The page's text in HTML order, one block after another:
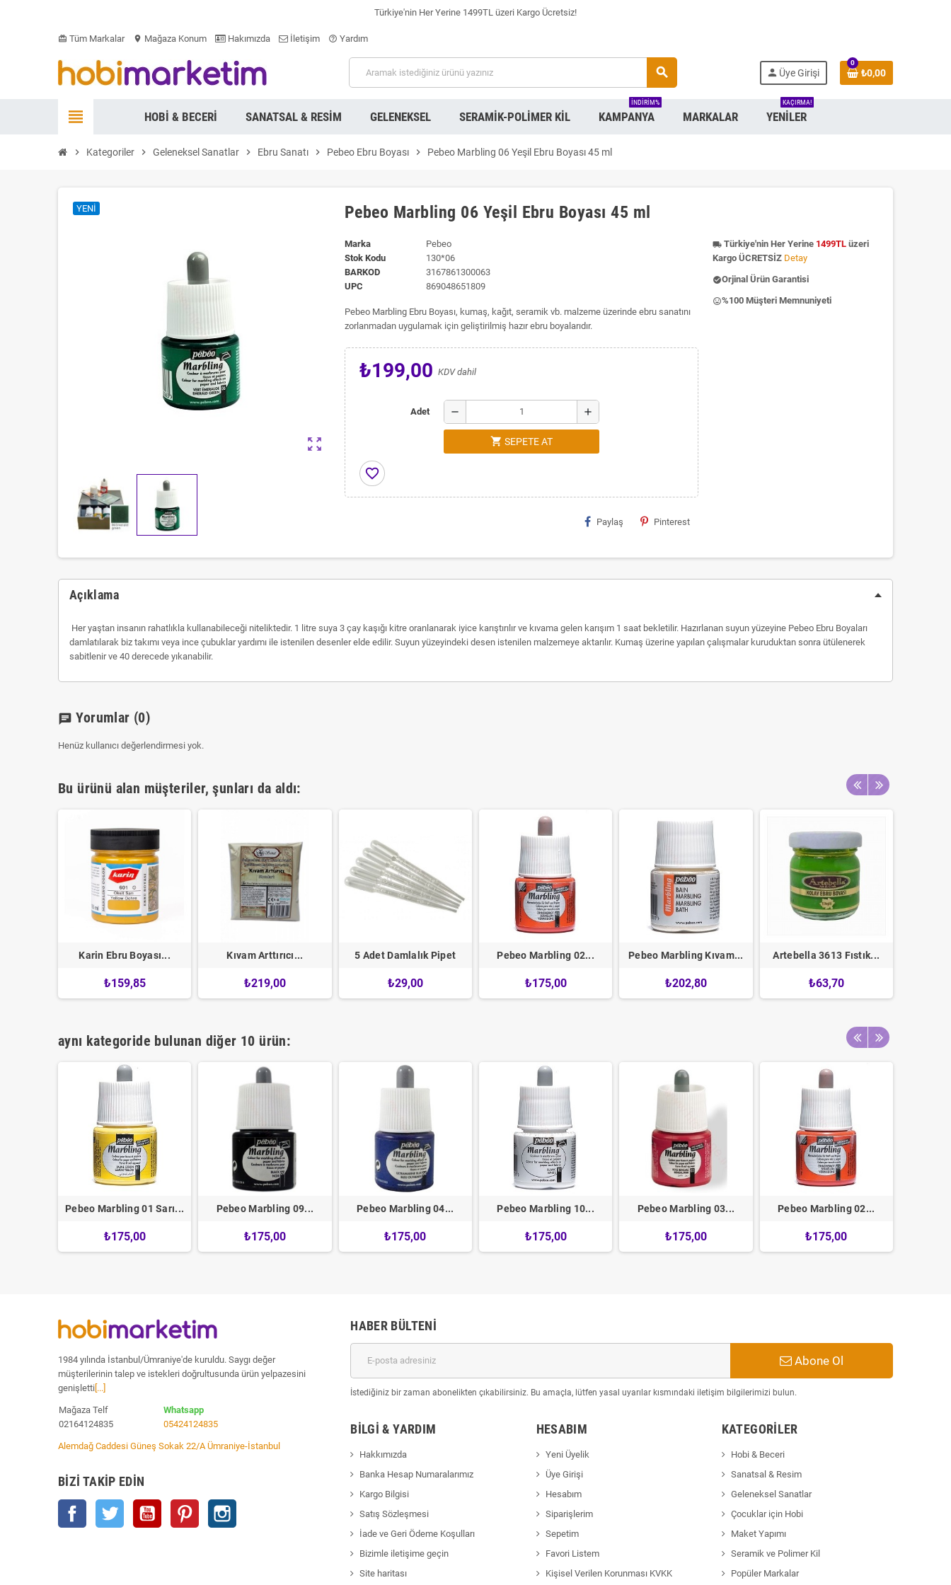
Türkiye'nin Her Yerine 1499TL üzeri Kargo Ücretsiz!
card_giftcard Tüm Markalar location_on Mağaza Konum Hakımızda İletişim help_outline Yardım
search person Üye Girişi
0
₺0,00
view_headline HOBI & BECERI SANATSAL & RESIM GELENEKSEL SERAMIK-POLIMER KIL KAMPANYA
INDIRIM%
MARKALAR YENILER
KAÇIRMA!
chevron_right Kategoriler chevron_right Geleneksel Sanatlar chevron_right Ebru Sanatı chevron_right Pebeo Ebru Boyası chevron_right Pebeo Marbling 06 Yeşil Ebru Boyası 45 ml
zoom_out_map
YENI Pebeo Marbling 06 Yeşil Ebru Boyası 45 ml
Marka
Pebeo
Stok Kodu
130*06
BARKOD
3167861300063
UPC
869048651809
Pebeo Marbling Ebru Boyası, kumaş, kağıt, seramik vb. malzeme üzerinde ebru sanatını
zorlanmadan uygulamak için geliştirilmiş hazır ebru boyalarıdır.
₺199,00 KDV dahil
Adet remove add
shopping_cart SEPETE AT
favorite_border
Paylaş Pinterest
local_shipping Türkiye'nin Her Yerine 1499TLüzeri
Kargo ÜCRETSİZ Detay
check_circleOrjinal Ürün Garantisi
insert_emoticon%100 Müşteri Memnuniyeti
Açıklama
Her yaştan insanın rahatlıkla kullanabileceği niteliktedir. 1 litre suya 3 çay kaşığı kitre oranlanarak iyice karıştırılır ve kıvama gelen karışım 1 saat bekletilir. Hazırlanan suyun yüzeyine Pebeo Ebru Boyaları
damlatılarak biz takımı veya ince çubuklar yardımı ile istenilen desenler elde edilir. Suyun yüzeyindeki desen istenilen malzemeye aktarılır. Kumaş üzerine yapılan çalışmalar kuruduktan sonra ütülenerek
sabitlenir ve 40 derecede yıkanabilir.
chat Yorumlar (0)
Henüz kullanıcı değerlendirmesi yok.
Bu ürünü alan müşteriler, şunları da aldı:
Karin Ebru Boyası...
₺159,85
Kıvam Arttırıcı...
₺219,00
5 Adet Damlalık Pipet
₺29,00
Pebeo Marbling 02...
₺175,00
Pebeo Marbling Kıvam...
₺202,80
Artebella 3613 Fıstık...
₺63,70
aynı kategoride bulunan diğer 10 ürün:
Pebeo Marbling 01 Sarı...
₺175,00
Pebeo Marbling 09...
₺175,00
Pebeo Marbling 04...
₺175,00
Pebeo Marbling 10...
₺175,00
Pebeo Marbling 03...
₺175,00
Pebeo Marbling 02...
₺175,00
1984 yılında İstanbul/Ümraniye'de kuruldu. Saygı değer
müşterilerinin talep ve istekleri doğrultusunda ürün yelpazesini
genişletti [...]
Mağaza Telf
02164124835
Whatsapp
05424124835
Alemdağ Caddesi Güneş Sokak 22/A Ümraniye-İstanbul
BIZI TAKIP EDIN
Facebook Twitter YouTube Pinterest
HABER BÜLTENI
Abone Ol
İstediğiniz bir zaman abonelikten çıkabilirsiniz. Bu amaçla, lütfen yasal uyarılar kısmındaki iletişim bilgilerimizi bulun.
BILGI & YARDIM
Hakkımızda
Banka Hesap Numaralarımız
Kargo Bilgisi
Satış Sözleşmesi
İade ve Geri Ödeme Koşulları
Bizimle iletişime geçin
Site haritası
HESABIM
Yeni Üyelik
Üye Girişi
Hesabım
Siparişlerim
Sepetim
Favori Listem
Kişisel Verilen Korunması KVKK
KATEGORILER
Hobi & Beceri
Sanatsal & Resim
Geleneksel Sanatlar
Çocuklar için Hobi
Maket Yapımı
Seramik ve Polimer Kil
Popüler Markalar